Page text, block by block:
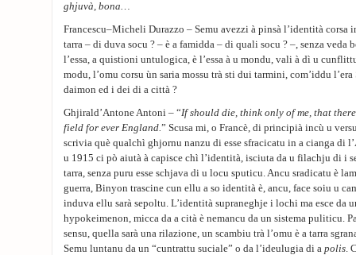
ghjuvà, bona…
Francescu–Micheli Durazzo – Semu avezzi à pinsà l’identità
tarra – di duva socu ? – è a famidda – di quali socu ? –, senza veda
l’essa, a quistioni untulogica, è l’essa à u mondu, vali à dì u
modu, l’omu corsu ùn saria mossu trà sti dui tarmini, com’iddu
daimon ed i dei di a città ?
Ghjirald’Antone Antoni – “If should die, think only of me, that
field for ever England.” Scusa mi, o Francè, di principià incù u
scrivia què qualchì ghjornu nanzu di esse sfracicatu in a cianga di
u 1915 ci pò aiutà à capisce chì l’identità, isciuta da u filachju di i
tarra, senza puru esse schjava di u locu sputicu. Ancu sradicatu è
guerra, Binyon trascine cun ellu a so identità è, ancu, face soiu u
induva ellu sarà sepoltu. L’identità supraneghje i lochi ma esce da
hypokeimenon, micca da a cità è nemancu da un sistema puliticu.
sensu, quella sarà una rilazione, un scambiu trà l’omu è a tarra
Semu luntanu da un “cuntrattu suciale” o da l’ideulugia di a polis.